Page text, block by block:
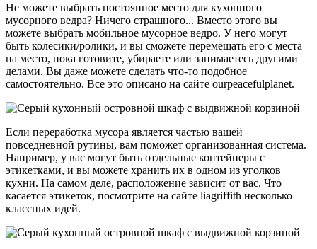
Не можете выбрать постоянное место для кухонного
мусорного ведра? Ничего страшного... Вместо этого вы
можете выбрать мобильное мусорное ведро. У него могут
быть колесики/ролики, и вы сможете перемещать его с места
на место, пока готовите, убираете или занимаетесь другими
делами. Вы даже можете сделать что-то подобное
самостоятельно. Все это описано на сайте ourpeacefulplanet.
Если переработка мусора является частью вашей
повседневной рутины, вам поможет организованная система.
Например, у вас могут быть отдельные контейнеры с
этикетками, и вы можете хранить их в одном из уголков
кухни. На самом деле, расположение зависит от вас. Что
касается этикеток, посмотрите на сайте liagriffith несколько
классных идей.